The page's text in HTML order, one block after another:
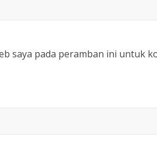
saya pada peramban ini untuk